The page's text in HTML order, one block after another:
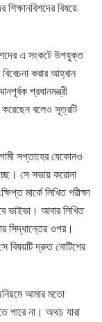
বিষয়ে
এ সংকটে উপযুক্ত
করার আহ্বান
প্রধানমন্ত্রী
করেছেন বলেও সূত্রটি
সপ্তাহের যেকোনও
সে সভায় করোনা
মার্কে লিখিত পরীক্ষা
ভাইভা। আবার লিখিত
সিদ্ধান্তের ওপর।
বিষয়টি দ্রুত নোটিশের
অনিয়মে আমার মতো
পারে না। অথচ যারা